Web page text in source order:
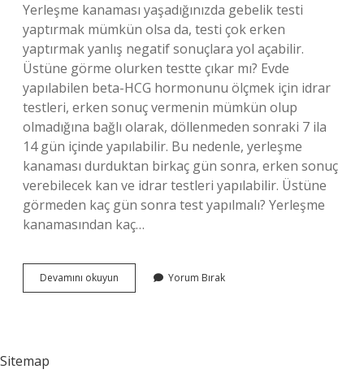
Yerleşme kanaması yaşadığınızda gebelik testi
yaptırmak mümkün olsa da, testi çok erken
yaptırmak yanlış negatif sonuçlara yol açabilir.
Üstüne görme olurken testte çıkar mı? Evde
yapılabilen beta-HCG hormonunu ölçmek için idrar
testleri, erken sonuç vermenin mümkün olup
olmadığına bağlı olarak, döllenmeden sonraki 7 ila
14 gün içinde yapılabilir. Bu nedenle, yerleşme
kanaması durduktan birkaç gün sonra, erken sonuç
verebilecek kan ve idrar testleri yapılabilir. Üstüne
görmeden kaç gün sonra test yapılmalı? Yerleşme
kanamasından kaç…
Devamını okuyun
Görmede
Yorum Bırak
Sitemap